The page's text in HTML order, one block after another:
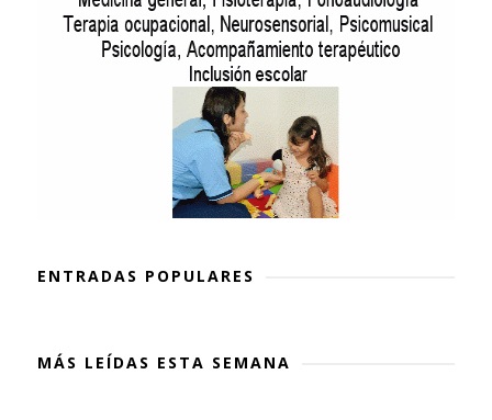
ENTRADAS POPULARES
MÁS LEÍDAS ESTA SEMANA